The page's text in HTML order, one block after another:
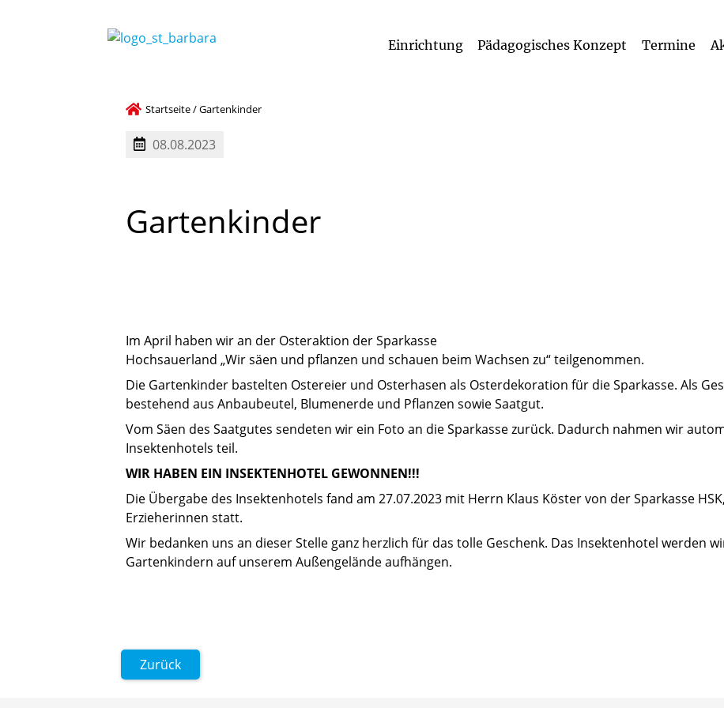
Einrichtung Pädagogisches Konzept Termine
Startseite/Gartenkinder
08.08.2023
Gartenkinder
Im April haben wir an der Osteraktion der Sparkasse
Hochsauerland „Wir säen und pflanzen und schauen beim Wachsen zu“ teilgenommen.
Die Gartenkinder bastelten Ostereier und Osterhasen als Osterdekoration für die Sparkasse. Als
bestehend aus Anbaubeutel, Blumenerde und Pflanzen sowie Saatgut.
Vom Säen des Saatgutes sendeten wir ein Foto an die Sparkasse zurück. Dadurch nahmen wir
Insektenhotels teil.
WIR HABEN EIN INSEKTENHOTEL GEWONNEN!!!
Die Übergabe des Insektenhotels fand am 27.07.2023 mit Herrn Klaus Köster von der Sparkasse
Erzieherinnen statt.
Wir bedanken uns an dieser Stelle ganz herzlich für das tolle Geschenk. Das Insektenhotel werden
Gartenkindern auf unserem Außengelände aufhängen.
Zurück